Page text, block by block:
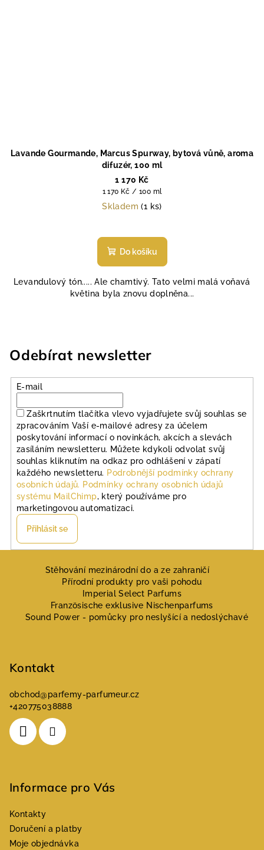
Lavande Gourmande, Marcus Spurway, bytová vůně, aroma
difuzér, 100 ml
1 170 Kč
Měrná
cena:
1 170 Kč / 100 ml
Skladem(1 ks)
Do košíku
Levandulový tón..... Ale chamtivý. Tato velmi malá voňavá
květina byla znovu doplněna...
Odebírat newsletter
E-mail
Zaškrtnutím tlačítka vlevo vyjadřujete svůj souhlas se
zpracováním Vaší e-mailové adresy za účelem
poskytování informací o novinkách, akcích a slevách
zasíláním newsletteru. Můžete kdykoli odvolat svůj
souhlas kliknutím na odkaz pro odhlášení v zápatí
každého newsletteru. Podrobnější podmínky ochrany
osobních údajů. Podmínky ochrany osobních údajů
systému MailChimp, který používáme pro
marketingovou automatizaci.
Přihlásit se
Stěhování mezinárodní do a ze zahraničí
Přírodní produkty pro vaši pohodu
Imperial Select Parfums
Französische exklusive Nischenparfums
Sound Power - pomůcky pro neslyšící a nedoslýchavé
Kontakt
obchod@parfemy-parfumeur.cz
+420775038888
Informace pro Vás
Kontakty
Doručení a platby
Moje objednávka